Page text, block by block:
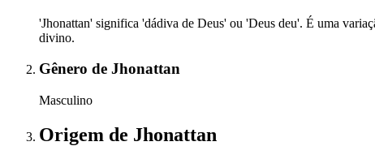
'Jhonattan' significa 'dádiva de Deus' ou 'Deus deu'. É uma
divino.
Gênero de Jhonattan
Masculino
Origem de Jhonattan